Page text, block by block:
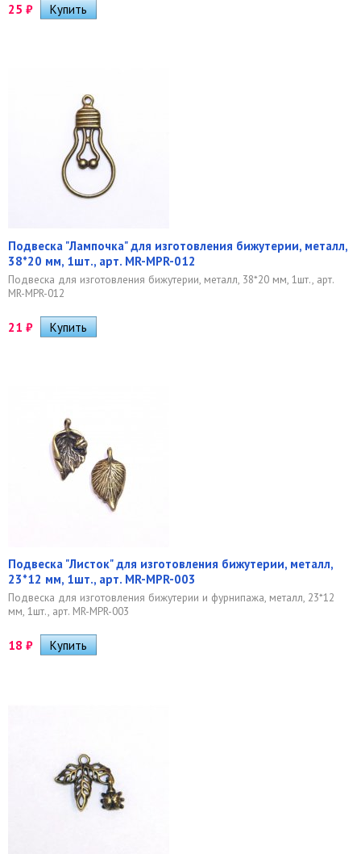
25 ₽
Подвеска "Лампочка" для изготовления бижутерии, металл,
38*20 мм, 1шт., арт. MR-MPR-012
Подвеска для изготовления бижутерии, металл, 38*20 мм, 1шт., арт.
MR-MPR-012
21 ₽
Подвеска "Листок" для изготовления бижутерии, металл,
23*12 мм, 1шт., арт. MR-MPR-003
Подвеска для изготовления бижутерии и фурнипажа, металл, 23*12
мм, 1шт., арт. MR-MPR-003
18 ₽